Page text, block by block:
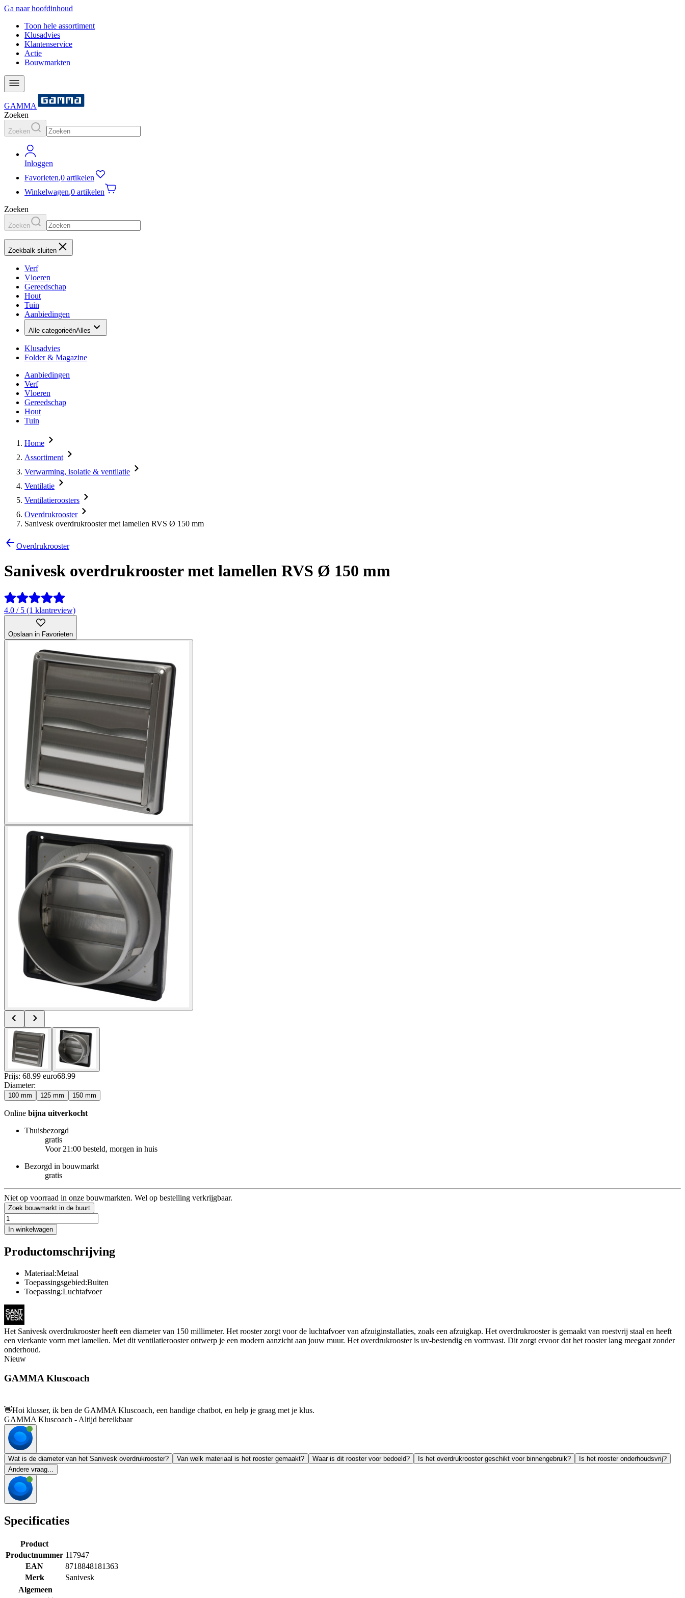
Ga naar hoofdinhoud
Toon hele assortiment
Klusadvies
Klantenservice
Actie
Bouwmarkten
GAMMA
Zoeken
Zoeken
Inloggen
Favorieten,0 artikelen
Winkelwagen,0 artikelen
Zoeken
Zoeken
Zoekbalk sluiten
Verf
Vloeren
Gereedschap
Hout
Tuin
Aanbiedingen
Alle categorieënAlles
Klusadvies
Folder & Magazine
Aanbiedingen
Verf
Vloeren
Gereedschap
Hout
Tuin
Home
Assortiment
Verwarming, isolatie & ventilatie
Ventilatie
Ventilatieroosters
Overdrukrooster
Sanivesk overdrukrooster met lamellen RVS Ø 150 mm
Overdrukrooster
Sanivesk overdrukrooster met lamellen RVS Ø 150 mm
4.0 / 5 (1 klantreview)
Opslaan in Favorieten
Prijs: 68.99 euro68.99
Diameter:
100 mm 125 mm 150 mm
Online bijna uitverkocht
Thuisbezorgd
gratis
Voor 21:00 besteld, morgen in huis
Bezorgd in bouwmarkt
gratis
Niet op voorraad in onze bouwmarkten. Wel op bestelling verkrijgbaar.
Zoek bouwmarkt in de buurt
In winkelwagen
Productomschrijving
Materiaal:Metaal
Toepassingsgebied:Buiten
Toepassing:Luchtafvoer
Het Sanivesk overdrukrooster heeft een diameter van 150 millimeter. Het rooster zorgt voor de luchtafvoer van afzuiginstallaties, zoals een afzuigkap. Het overdrukrooster is gemaakt van roestvrij staal en heeft
een vierkante vorm met lamellen. Met dit ventilatierooster ontwerp je een modern aanzicht aan jouw muur. Het overdrukrooster is uv-bestendig en vormvast. Dit zorgt ervoor dat het rooster lang meegaat zonder
onderhoud.
Nieuw
GAMMA Kluscoach
👋Hoi klusser, ik ben de GAMMA Kluscoach, een handige chatbot, en help je graag met je klus.
GAMMA Kluscoach - Altijd bereikbaar
Wat is de diameter van het Sanivesk overdrukrooster? Van welk materiaal is het rooster gemaakt? Waar is dit rooster voor bedoeld? Is het overdrukrooster geschikt voor binnengebruik?
Is het rooster onderhoudsvrij?
Andere vraag...
Specificaties
Product
Productnummer 117947
EAN
8718848181363
Merk
Sanivesk
Algemeen